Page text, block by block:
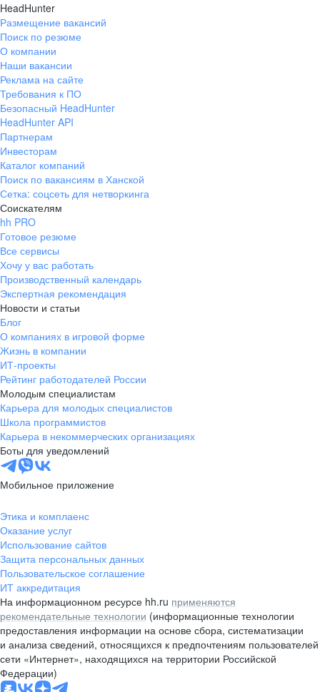
HeadHunter
Размещение вакансий
Поиск по резюме
О компании
Наши вакансии
Реклама на сайте
Требования к ПО
Безопасный HeadHunter
HeadHunter API
Партнерам
Инвесторам
Каталог компаний
Поиск по вакансиям в Ханской
Сетка: соцсеть для нетворкинга
Соискателям
hh PRO
Готовое резюме
Все сервисы
Хочу у вас работать
Производственный календарь
Экспертная рекомендация
Новости и статьи
Блог
О компаниях в игровой форме
Жизнь в компании
ИТ-проекты
Рейтинг работодателей России
Молодым специалистам
Карьера для молодых специалистов
Школа программистов
Карьера в некоммерческих организациях
Боты для уведомлений
Мобильное приложение
Этика и комплаенс
Оказание услуг
Использование сайтов
Защита персональных данных
Пользовательское соглашение
ИТ аккредитация
На информационном ресурсе hh.ru применяются
рекомендательные технологии (информационные технологии
предоставления информации на основе сбора, систематизации
и анализа сведений, относящихся к предпочтениям пользователей
сети «Интернет», находящихся на территории Российской
Федерации)